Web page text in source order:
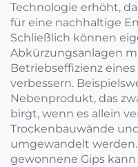
Technologie erhöht,
für eine nachhaltige
Schließlich können
Abkürzungsanlagen
Betriebseffizienz
verbessern.
Nebenprodukt, das
birgt, wenn es allein
Trockenbauwände
umgewandelt
gewonnene Gips